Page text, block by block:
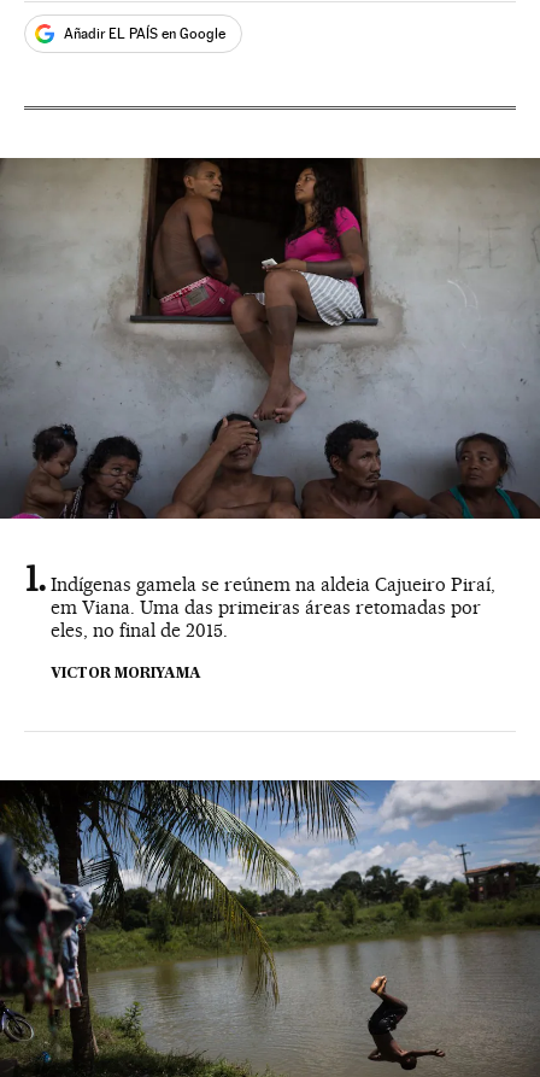
Añadir EL PAÍS en Google
Indígenas gamela se reúnem na aldeia Cajueiro Piraí,
em Viana. Uma das primeiras áreas retomadas por
eles, no final de 2015.
VICTOR MORIYAMA